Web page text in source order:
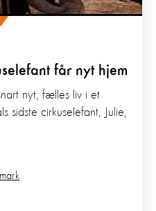
får nyt hjem
nyt, fælles liv i et
sidste cirkuselefant, Julie,